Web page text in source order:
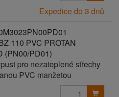
Expedice do 3 dnů
110 PVC PROTAN
(PN00/PD01)
pro nezateplené střechy
PVC manžetou